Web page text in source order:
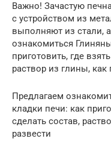
Важно! Зачастую
с устройством из
выполняют из стали,
ознакомиться
приготовить, где
раствор из глины, как
Предлагаем
кладки печи: как
сделать состав,
развести